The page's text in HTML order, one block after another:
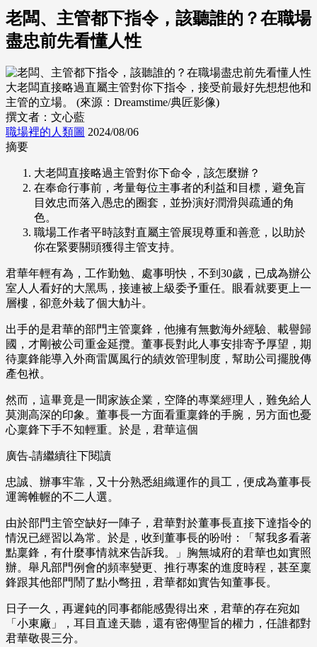
老闆、主管都下指令，該聽誰的？在職場
盡忠前先看懂人性
大老闆直接略過直屬主管對你下指令，接受前最好先想想他和
主管的立場。 (來源：Dreamstime/典匠影像)
撰文者：文心藍
職場裡的人類圖 2024/08/06
摘要
大老闆直接略過主管對你下命令，該怎麼辦？
在奉命行事前，考量每位主事者的利益和目標，避免盲
目效忠而落入愚忠的圈套，並扮演好潤滑與疏通的角
色。
職場工作者平時該對直屬主管展現尊重和善意，以助於
你在緊要關頭獲得主管支持。
君華年輕有為，工作勤勉、處事明快，不到30歲，已成為辦公
室人人看好的大黑馬，接連被上級委予重任。眼看就要更上一
層樓，卻意外栽了個大觔斗。
出手的是君華的部門主管稟鋒，他擁有無數海外經驗、載譽歸
國，才剛被公司重金延攬。董事長對此人事安排寄予厚望，期
待稟鋒能導入外商雷厲風行的績效管理制度，幫助公司擺脫傳
產包袱。
然而，這畢竟是一間家族企業，空降的專業經理人，難免給人
莫測高深的印象。董事長一方面看重稟鋒的手腕，另方面也憂
心稟鋒下手不知輕重。於是，君華這個
廣告-請繼續往下閱讀
忠誠、辦事牢靠，又十分熟悉組織運作的員工，便成為董事長
運籌帷幄的不二人選。
由於部門主管空缺好一陣子，君華對於董事長直接下達指令的
情況已經習以為常。於是，收到董事長的吩咐：「幫我多看著
點稟鋒，有什麼事情就來告訴我。」胸無城府的君華也如實照
辦。舉凡部門例會的頻率變更、推行專案的進度時程，甚至稟
鋒跟其他部門鬧了點小彆扭，君華都如實告知董事長。
日子一久，再遲鈍的同事都能感覺得出來，君華的存在宛如
「小東廠」，耳目直達天聽，還有密傳聖旨的權力，任誰都對
君華敬畏三分。